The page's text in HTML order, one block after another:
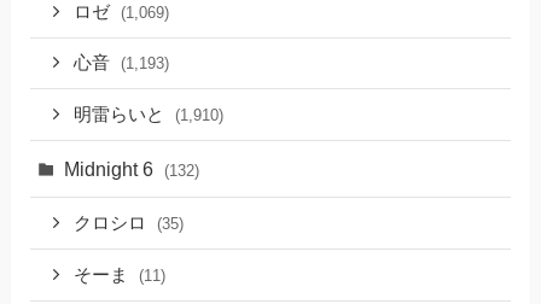
ロゼ (1,069)
心音 (1,193)
明雷らいと (1,910)
Midnight 6 (132)
クロシロ (35)
そーま (11)